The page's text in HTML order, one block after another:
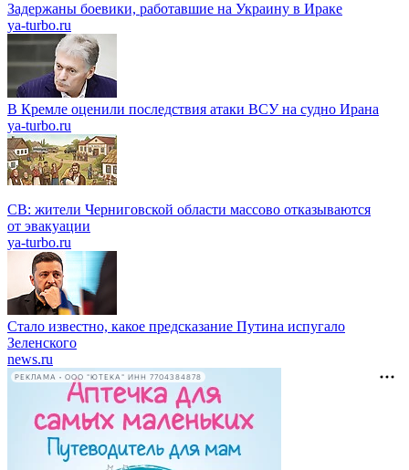
Задержаны боевики, работавшие на Украину в Ираке
ya-turbo.ru
В Кремле оценили последствия атаки ВСУ на судно Ирана
ya-turbo.ru
СВ: жители Черниговской области массово отказываются
от эвакуации
ya-turbo.ru
Стало известно, какое предсказание Путина испугало
Зеленского
news.ru
РЕКЛАМА • ООО "ЮТЕКА" ИНН 7704384878